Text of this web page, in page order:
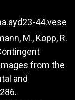
44.vese
M., Kopp, R.
from the
and